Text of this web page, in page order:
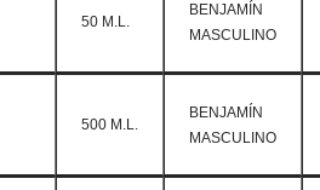
50 M.L.
BENJAMÍN
MASCULINO
500 M.L.
BENJAMÍN
MASCULINO